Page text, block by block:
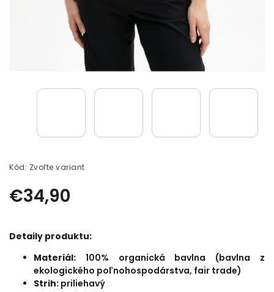
Kód: Zvoľte variant
€34,90
Detaily produktu:
Materiál: 100% organická bavlna (bavlna z
ekologického poľnohospodárstva, fair trade)
Strih: priliehavý